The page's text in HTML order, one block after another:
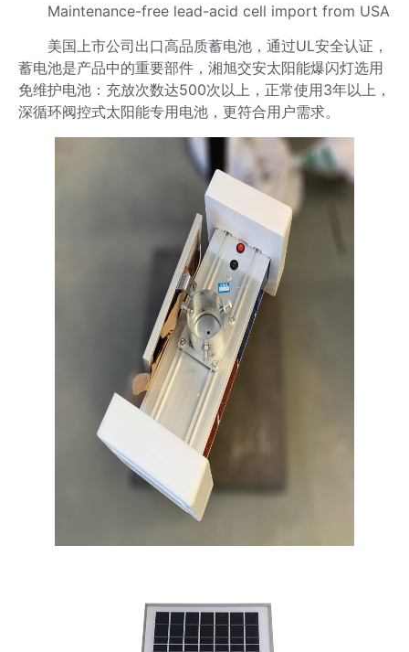
Maintenance-free lead-acid cell import from USA
美国上市公司出口高品质蓄电池，通过UL安全认证，
蓄电池是产品中的重要部件，湘旭交安太阳能爆闪灯选用
免维护电池：充放次数达500次以上，正常使用3年以上，
深循环阀控式太阳能专用电池，更符合用户需求。